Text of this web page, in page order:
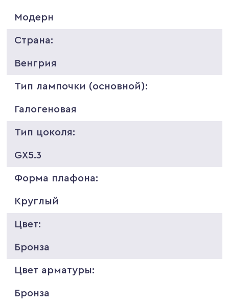
Модерн
Страна:
Венгрия
Тип лампочки (основной):
Галогеновая
Тип цоколя:
GX5.3
Форма плафона:
Круглый
Цвет:
Бронза
Цвет арматуры:
Бронза